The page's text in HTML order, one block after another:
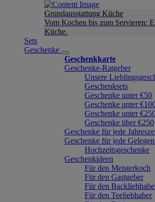
Grundausstattung Küche
Vom Kochen bis zum Servieren:
Küche.
Sets
Geschenke
Geschenkkarte
Geschenke-Ratgeber
Unsere
Geschenksets
Geschenke unter €50
Geschenke unter
Geschenke unter
Geschenke über €250
Geschenke für jede
Geschenke für jede
Hochzeitsgeschenke
Geschenkideen
Für den Meisterkoch
Für den Gastgeber
Für den
Für den Teeliebhaber